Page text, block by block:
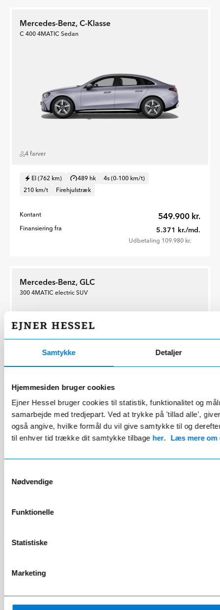
Samtykke Detaljer
Hjemmesiden bruger cookies
Ejner Hessel bruger cookies til statistik, funktionalitet og
samarbejde med tredjepart. Ved at trykke på 'tillad alle',
også angive, hvilke formål du vil give samtykke til og
til enhver tid trække dit samtykke tilbage her. Læs mere om
Nødvendige
Funktionelle
Statistiske
Marketing
Mercedes-Benz, C-Klasse
C 400 4MATIC Sedan
4 farver
El (762 km) 489 hk
4s (0-100 km/t)
210 km/t
Firehjulstræk
Kontant 549.900 kr.
Finansiering fra 5.371 kr./md.
Udbetaling 109.980 kr.
Mercedes-Benz, GLC
300 4MATIC electric SUV
4 farver
El (613 km) 421 hk
4.7s (0-100 km/t)
Finansiering fra
Mercedes-Benz, C-Klasse